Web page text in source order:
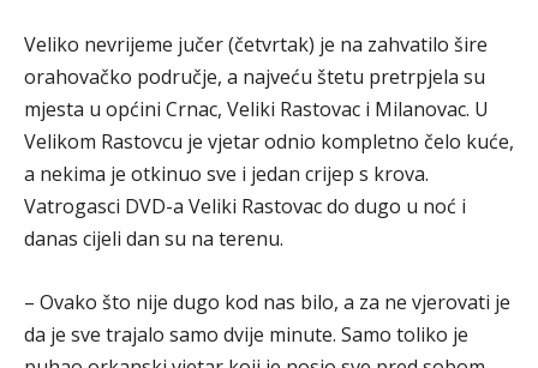
Veliko nevrijeme jučer (četvrtak) je na zahvatilo šire
orahovačko područje, a najveću štetu pretrpjela su
mjesta u općini Crnac, Veliki Rastovac i Milanovac. U
Velikom Rastovcu je vjetar odnio kompletno čelo kuće,
a nekima je otkinuo sve i jedan crijep s krova.
Vatrogasci DVD-a Veliki Rastovac do dugo u noć i
danas cijeli dan su na terenu.
– Ovako što nije dugo kod nas bilo, a za ne vjerovati je
da je sve trajalo samo dvije minute. Samo toliko je